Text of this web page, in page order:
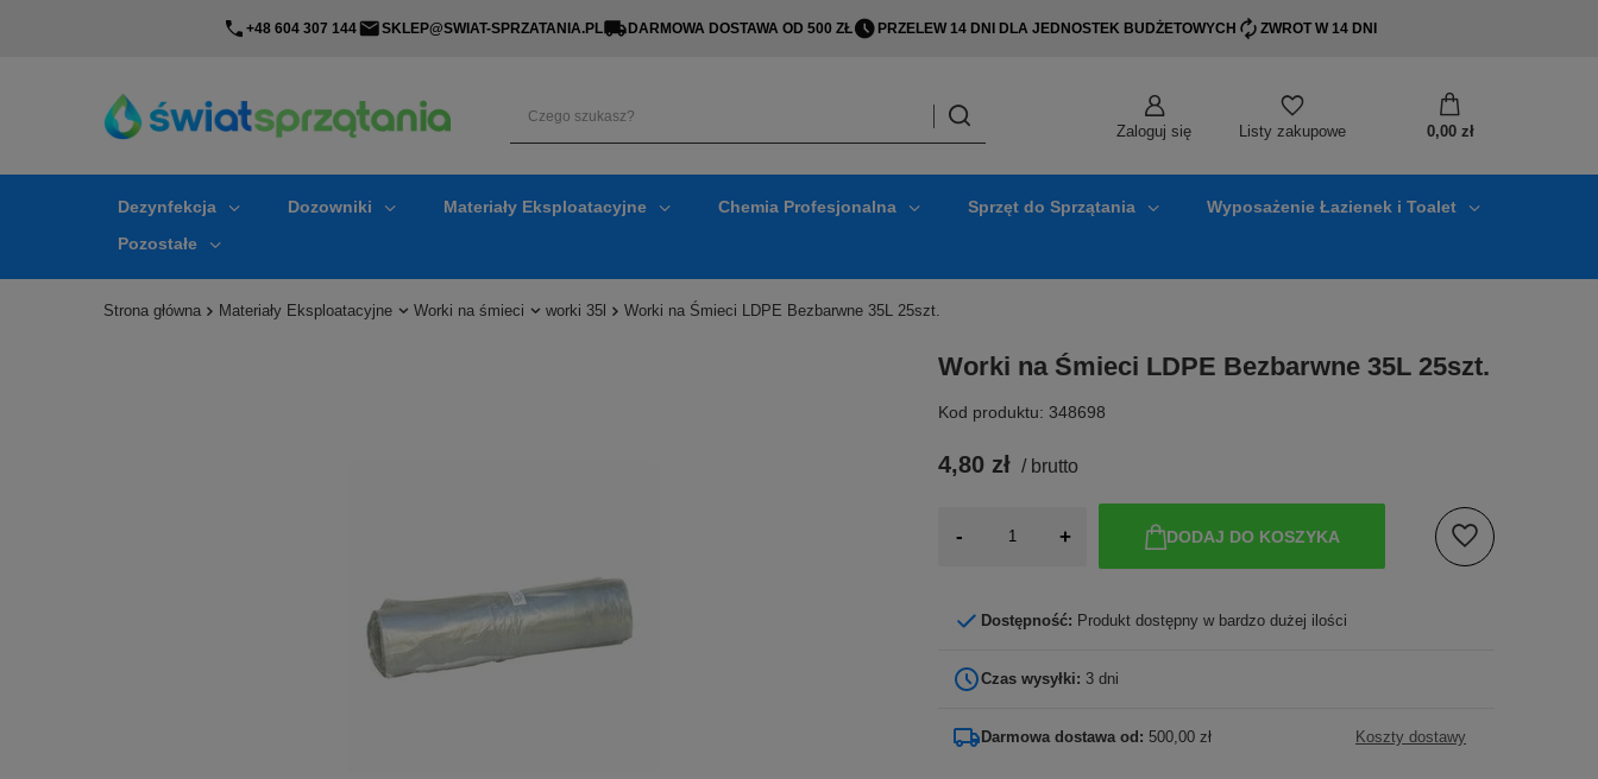
+48 604 307 144 SKLEP@SWIAT-SPRZATANIA.PL DARMOWA DOSTAWA OD 500 ZŁ PRZELEW 14 DNI DLA JEDNOSTEK BUDŻETOWYCH ZWROT W 14 DNI
Zaloguj się Listy zakupowe 0,00 zł
Dezynfekcja Dozowniki Materiały Eksploatacyjne Chemia Profesjonalna Sprzęt do Sprzątania
Wyposażenie Łazienek i Toalet
Pozostałe
Strona główna Materiały Eksploatacyjne Worki na śmieci worki 35l Worki na Śmieci LDPE Bezbarwne 35L 25szt.
Worki na Śmieci LDPE Bezbarwne 35L 25szt.
Kod produktu: 348698
4,80 zł / brutto
- + DODAJ DO KOSZYKA
Dostępność: Produkt dostępny w bardzo dużej ilości
Czas wysyłki: 3 dni
Darmowa dostawa od: 500,00 zł Koszty dostawy